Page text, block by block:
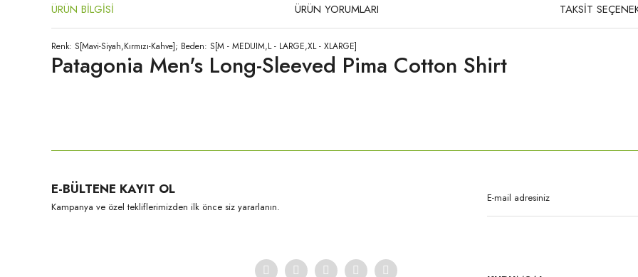
ÜRÜN BİLGİSİ ÜRÜN YORUMLARI TAKSİT
Renk: S[Mavi-Siyah,Kırmızı-Kahve]; Beden: S[M - MEDUIM,L - LARGE,XL - XLARGE]
Patagonia Men's Long-Sleeved Pima Cotton Shirt
Ürün açıklamasında eksik bilgiler bulunuyor.
Ürün bilgilerinde hatalar bulunuyor.
E-BÜLTENE KAYIT OL
Kampanya ve özel tekliflerimizden ilk önce siz yararlanın.